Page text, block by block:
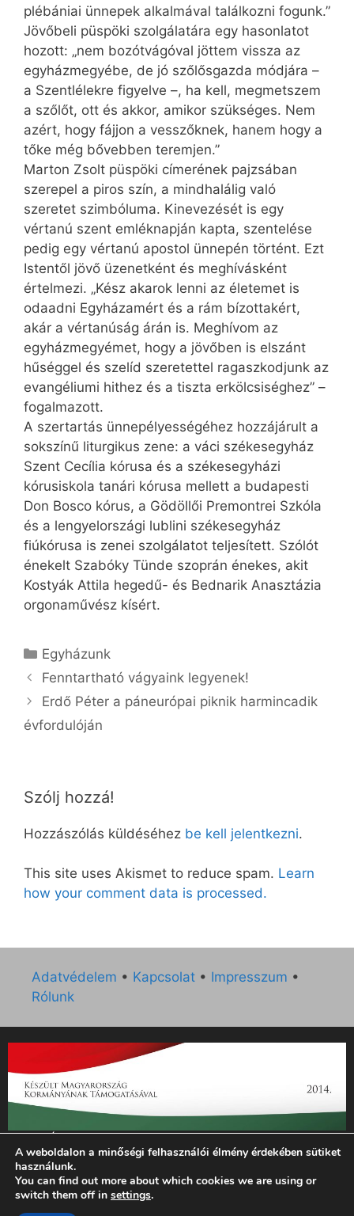
plébániai ünnepek alkalmával találkozni fogunk.”
Jövőbeli püspöki szolgálatára egy hasonlatot
hozott: „nem bozótvágóval jöttem vissza az
egyházmegyébe, de jó szőlősgazda módjára –
a Szentlélekre figyelve –, ha kell, megmetszem
a szőlőt, ott és akkor, amikor szükséges. Nem
azért, hogy fájjon a vesszőknek, hanem hogy a
tőke még bővebben teremjen.”
Marton Zsolt püspöki címerének pajzsában
szerepel a piros szín, a mindhalálig való
szeretet szimbóluma. Kinevezését is egy
vértanú szent emléknapján kapta, szentelése
pedig egy vértanú apostol ünnepén történt. Ezt
Istentől jövő üzenetként és meghívásként
értelmezi. „Kész akarok lenni az életemet is
odaadni Egyházamért és a rám bízottakért,
akár a vértanúság árán is. Meghívom az
egyházmegyémet, hogy a jövőben is elszánt
hűséggel és szelíd szeretettel ragaszkodjunk az
evangéliumi hithez és a tiszta erkölcsiséghez” –
fogalmazott.
A szertartás ünnepélyességéhez hozzájárult a
sokszínű liturgikus zene: a váci székesegyház
Szent Cecília kórusa és a székesegyházi
kórusiskola tanári kórusa mellett a budapesti
Don Bosco kórus, a Gödöllői Premontrei Szkóla
és a lengyelországi lublini székesegyház
fiúkórusa is zenei szolgálatot teljesített. Szólót
énekelt Szabóky Tünde szoprán énekes, akit
Kostyák Attila hegedű- és Bednarik Anasztázia
orgonaművész kísért.
Kategória
Egyházunk
Fenntartható vágyaink legyenek!
Erdő Péter a páneurópai piknik harmincadik
évfordulóján
Szólj hozzá!
Hozzászólás küldéséhez be kell jelentkezni.
This site uses Akismet to reduce spam. Learn
how your comment data is processed.
Adatvédelem • Kapcsolat • Impresszum •
Rólunk
„Az Új Ember katolikus hetilap 2014. évi működésének
támogatását az EGYH-KCP-14-P-0121 sz. támogatási
szerződés keretében 3 000 000 Ft összegben támogatta az
Emberi Erőforrások Minisztériuma.”
A weboldalon a minőségi felhasználói élmény érdekében sütiket
használunk.
You can find out more about which cookies we are using or
switch them off in settings.